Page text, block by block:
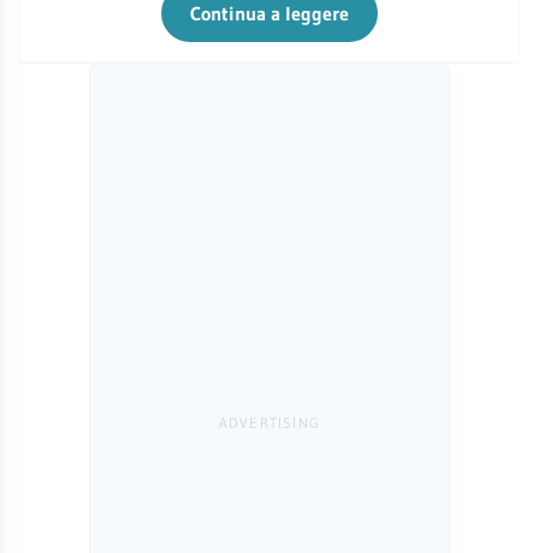
Continua a leggere